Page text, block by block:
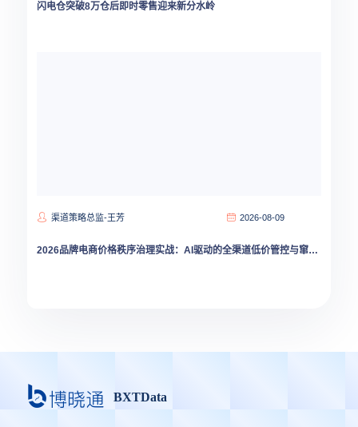
闪电仓突破8万仓后即时零售迎来新分水岭
渠道策略总监-王芳 2026-08-09
2026品牌电商价格秩序治理实战：AI驱动的全渠道低价管控与窜货溯源
BXTData